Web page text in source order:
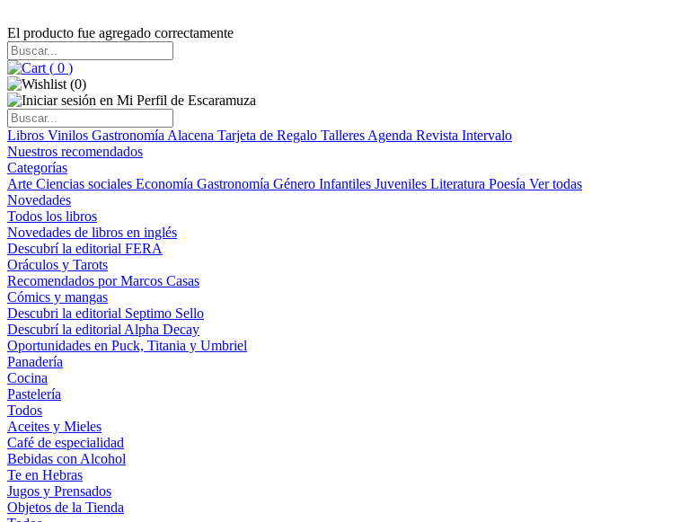
El producto fue agregado correctamente
( 0 )
(0)
Libros Vinilos Gastronomía Alacena Tarjeta de Regalo Talleres Agenda Revista Intervalo
Nuestros recomendados
Categorías
Arte Ciencias sociales Economía Gastronomía Género Infantiles Juveniles Literatura Poesía Ver todas
Novedades
Todos los libros
Novedades de libros en inglés
Descubrí la editorial FERA
Oráculos y Tarots
Recomendados por Marcos Casas
Cómics y mangas
Descubri la editorial Septimo Sello
Descubrí la editorial Alpha Decay
Oportunidades en Puck, Titania y Umbriel
Panadería
Cocina
Pastelería
Todos
Aceites y Mieles
Café de especialidad
Bebidas con Alcohol
Te en Hebras
Jugos y Prensados
Objetos de la Tienda